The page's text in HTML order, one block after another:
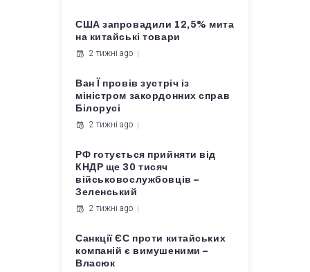
США запровадили 12,5% мита
на китайські товари
2 тижні ago
Ван Ї провів зустріч із
міністром закордонних справ
Білорусі
2 тижні ago
РФ готується прийняти від
КНДР ще 30 тисяч
військовослужбовців –
Зеленський
2 тижні ago
Санкції ЄС проти китайських
компаній є вимушеними –
Власюк